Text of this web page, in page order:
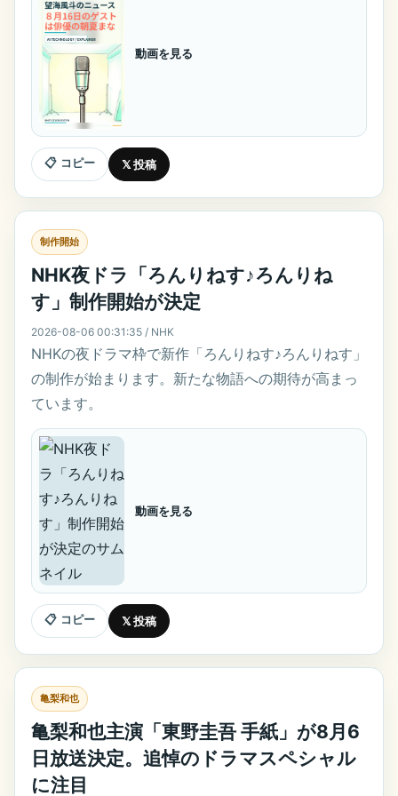
動画を見る
📋 コピー 𝕏 投稿
制作開始
NHK夜ドラ「ろんりねす♪ろんりね
す」制作開始が決定
2026-08-06 00:31:35 / NHK
NHKの夜ドラマ枠で新作「ろんりねす♪ろんりねす」
の制作が始まります。新たな物語への期待が高まっ
ています。
動画を見る
📋 コピー 𝕏 投稿
亀梨和也
亀梨和也主演「東野圭吾 手紙」が8月6
日放送決定。追悼のドラマスペシャル
に注目